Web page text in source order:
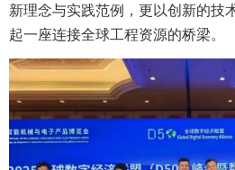
新理念与实践范例，更以创新的技
起一座连接全球工程资源的桥梁。